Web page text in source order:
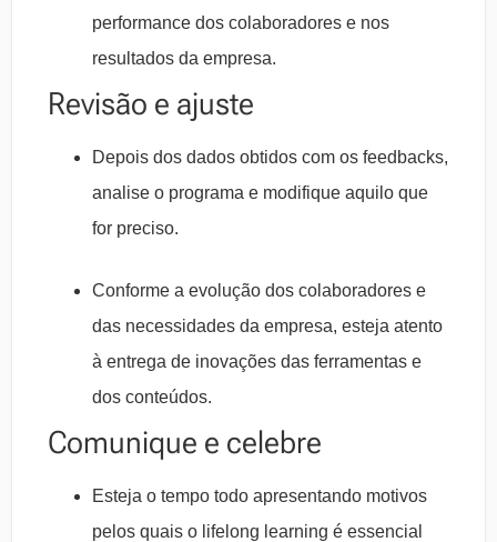
performance dos colaboradores e nos
resultados da empresa.
Revisão e ajuste
Depois dos dados obtidos com os feedbacks,
analise o programa e modifique aquilo que
for preciso.
Conforme a evolução dos colaboradores e
das necessidades da empresa, esteja atento
à entrega de inovações das ferramentas e
dos conteúdos.
Comunique e celebre
Esteja o tempo todo apresentando motivos
pelos quais o lifelong learning é essencial